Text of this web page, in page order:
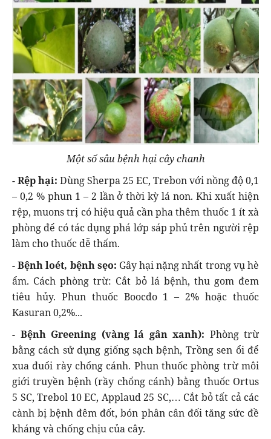
Một số sâu bệnh hại cây chanh
- Rệp hại: Dùng Sherpa 25 EC, Trebon với nồng độ 0,1
– 0,2 % phun 1 – 2 lần ở thời kỳ lá non. Khi xuất hiện
rệp, muons trị có hiệu quả cần pha thêm thuốc 1 ít xà
phòng để có tác dụng phá lớp sáp phủ trên người rệp
làm cho thuốc dễ thấm.
- Bệnh loét, bệnh sẹo: Gây hại nặng nhất trong vụ hè
ẩm. Cách phòng trừ: Cắt bỏ lá bệnh, thu gom đem
tiêu hủy. Phun thuốc Boocđo 1 – 2% hoặc thuốc
Kasuran 0,2%...
- Bệnh Greening (vàng lá gân xanh): Phòng trừ
bằng cách sử dụng giống sạch bệnh, Trồng sen ổi để
xua đuổi rày chổng cánh. Phun thuốc phòng trừ môi
giới truyền bệnh (rầy chổng cánh) bằng thuốc Ortus
5 SC, Trebol 10 EC, Applaud 25 SC,… Cắt bỏ tất cả các
cành bị bệnh đêm đốt, bón phân cân đối tăng sức đề
kháng và chống chịu của cây.